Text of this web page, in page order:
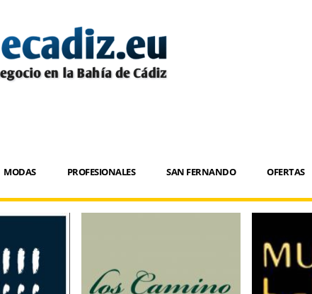
MODAS PROFESIONALES SAN FERNANDO OFERTAS